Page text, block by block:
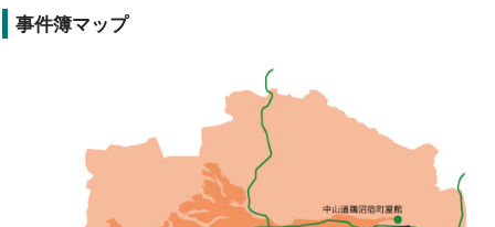
事件簿マップ